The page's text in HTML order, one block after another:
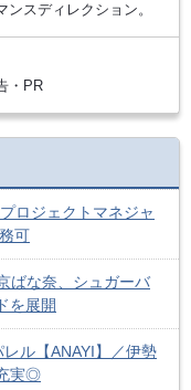
スディレクション。
・PR
ロジェクトマネジャ
可
ばな奈、シュガーバ
を展開
ル【ANAYI】／伊勢
実◎